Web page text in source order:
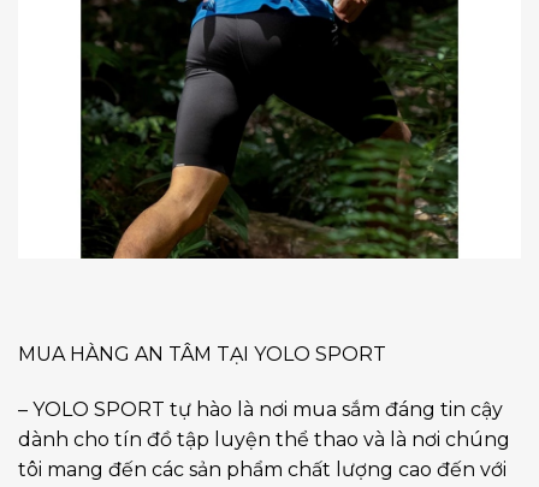
MUA HÀNG AN TÂM TẠI YOLO SPORT
– YOLO SPORT tự hào là nơi mua sắm đáng tin cậy
dành cho tín đồ tập luyện thể thao và là nơi chúng
tôi mang đến các sản phẩm chất lượng cao đến với